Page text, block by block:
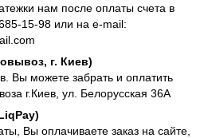
нам после оплаты счета в
15-98 или на e-mail:
г. Киев)
Вы можете забрать и оплатить
г.Киев, ул. Белорусская 36А
Вы оплачиваете заказ на сайте,